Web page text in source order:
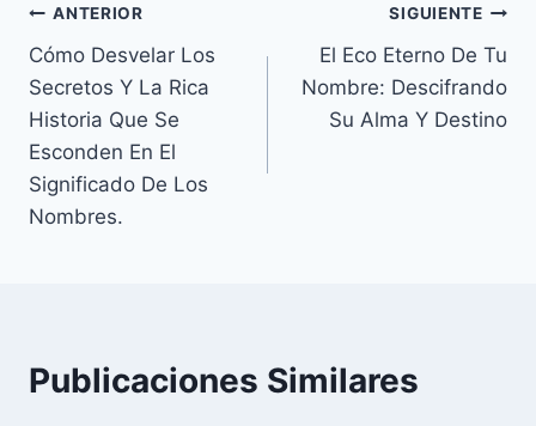
Navegación
de
entradas
ANTERIOR
Cómo Desvelar Los
Secretos Y La Rica
Historia Que Se
Esconden En El
Significado De Los
Nombres.
SIGUIENTE
El Eco Eterno De Tu
Nombre: Descifrando
Su Alma Y Destino
Publicaciones Similares